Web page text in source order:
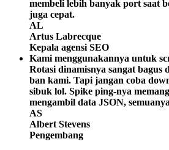
membeli lebih banyak port saat
juga cepat.
AL
Artus Labrecque
Kepala agensi SEO
Kami menggunakannya untuk
Rotasi dinamisnya sangat bagus
ban kami. Tapi jangan coba
sibuk lol. Spike ping-nya
mengambil data JSON,
AS
Albert Stevens
Pengembang